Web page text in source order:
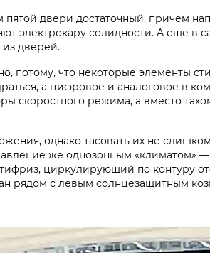
двери достаточный, причем
электрокару солидности. А еще в
из дверей.
потому, что некоторые элементы
а цифровое и аналоговое в
режима, а вместо
однако тасовать их не
же однозонным «климатом»
циркулирующий по контуру
рядом с левым солнцезащитным